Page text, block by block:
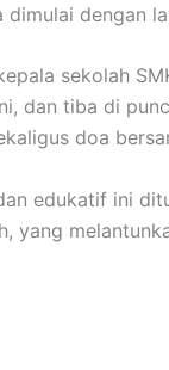
dengan
sekolah
dan tiba di
doa
edukatif ini
yang